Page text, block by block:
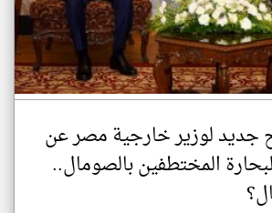
جديد لوزير خارجية مصر عن
المختطفين بالصومال..